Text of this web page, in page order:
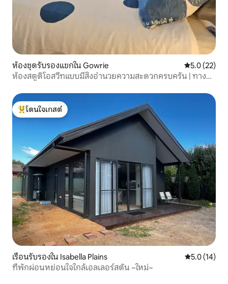
ห้องชุดรับรองแขกใน Gowrie คะแนนเฉลี่ย
5.0 (22)
ห้องสตูดิโอสวีทแบบมีสิ่งอำนวยความสะดวกครบครัน | ทาง
โดนใจเกสต์ที่สุด
โดนใจเกสต์
เรือนรับรองใน Isabella Plains คะแนนเฉลี่ย
5.0 (14)
ที่พักผ่อนหย่อนใจใกล้เอลเลอร์สตัน ~ใหม่~